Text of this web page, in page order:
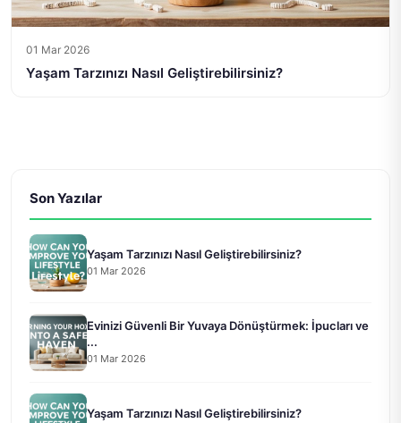
01 Mar 2026
Yaşam Tarzınızı Nasıl Geliştirebilirsiniz?
Son Yazılar
Yaşam Tarzınızı Nasıl Geliştirebilirsiniz?
01 Mar 2026
Evinizi Güvenli Bir Yuvaya Dönüştürmek: İpucları ve
...
01 Mar 2026
Yaşam Tarzınızı Nasıl Geliştirebilirsiniz?